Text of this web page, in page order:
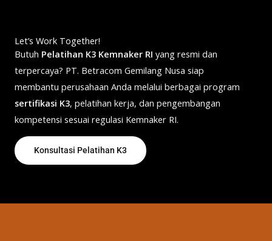
Let’s Work Together!
Butuh Pelatihan K3 Kemnaker RI yang resmi dan
terpercaya? PT. Betracom Gemilang Nusa siap
membantu perusahaan Anda melalui berbagai program
sertifikasi K3, pelatihan kerja, dan pengembangan
kompetensi sesuai regulasi Kemnaker RI.
Konsultasi Pelatihan K3